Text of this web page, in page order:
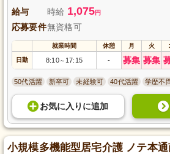
給与 時給 1,075円
応募要件無資格可
就業時間 休憩 月 火
日勤 8:10～ 17:15 - 募集 募集
50代活躍 新卒可 未経験可 40代活躍 学歴不
お気に入り に追加
小規模多機能型居宅介護 ノテ本